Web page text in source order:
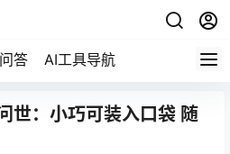
问答 AI工具导航
世：小巧可装入口袋 随